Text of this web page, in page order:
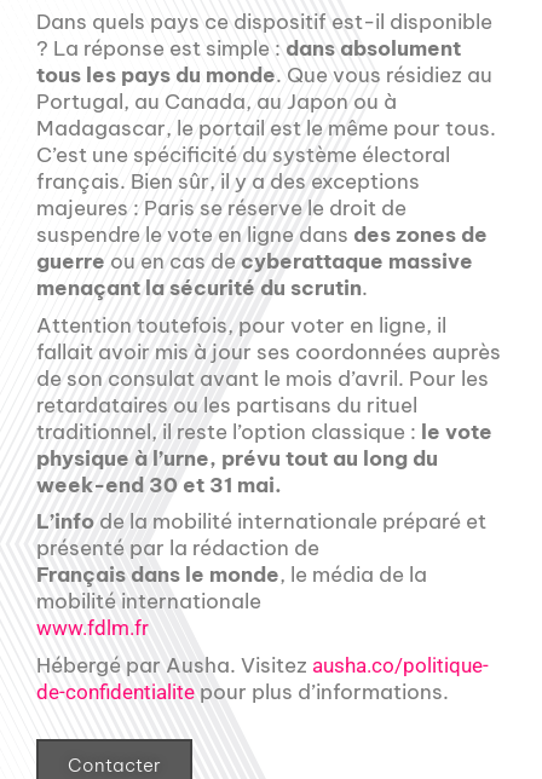
Dans quels pays ce dispositif est-il disponible
? La réponse est simple : dans absolument
tous les pays du monde. Que vous résidiez au
Portugal, au Canada, au Japon ou à
Madagascar, le portail est le même pour tous.
C’est une spécificité du système électoral
français. Bien sûr, il y a des exceptions
majeures : Paris se réserve le droit de
suspendre le vote en ligne dans des zones de
guerre ou en cas de cyberattaque massive
menaçant la sécurité du scrutin.
Attention toutefois, pour voter en ligne, il
fallait avoir mis à jour ses coordonnées auprès
de son consulat avant le mois d’avril. Pour les
retardataires ou les partisans du rituel
traditionnel, il reste l’option classique : le vote
physique à l’urne, prévu tout au long du
week-end 30 et 31 mai.
L’info de la mobilité internationale préparé et
présenté par la rédaction de
Français dans le monde, le média de la
mobilité internationale
www.fdlm.fr
Hébergé par Ausha. Visitez ausha.co/politique-
de-confidentialite pour plus d’informations.
Contacter